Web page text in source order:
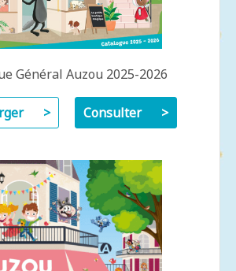
Général Auzou 2025-2026
Consulter